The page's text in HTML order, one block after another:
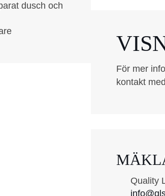
dusch och
För mer
kontakt
Quality